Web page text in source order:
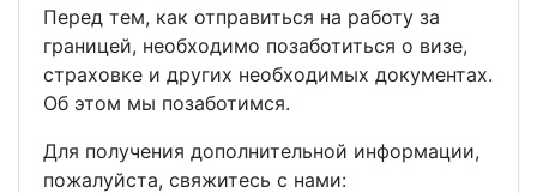
Перед тем, как отправиться на работу за
границей, необходимо позаботиться о визе,
страховке и других необходимых документах.
Об этом мы позаботимся.
Для получения дополнительной информации,
пожалуйста, свяжитесь с нами: